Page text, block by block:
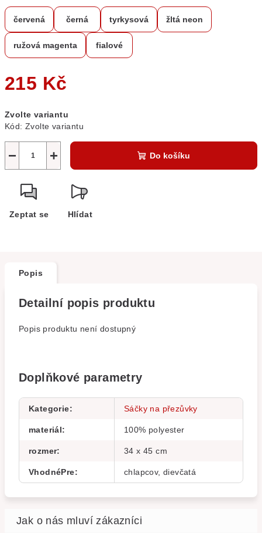
červená černá tyrkysová žltá neon
ružová magenta fialové
215 Kč
cena:
Zvolte variantu
Kód: Zvolte variantu
+
− Do košíku
Zeptat se Hlídat
Popis
Detailní popis produktu
Popis produktu není dostupný
Doplňkové parametry
Kategorie: Sáčky na přezůvky
materiál: 100% polyester
rozmer: 34 x 45 cm
VhodnéPre: chlapcov, dievčatá